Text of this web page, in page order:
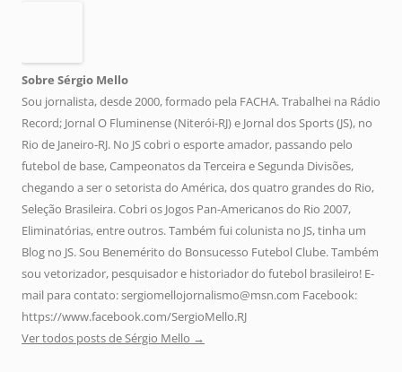
Sobre Sérgio Mello
Sou jornalista, desde 2000, formado pela FACHA. Trabalhei na Rádio
Record; Jornal O Fluminense (Niterói-RJ) e Jornal dos Sports (JS), no
Rio de Janeiro-RJ. No JS cobri o esporte amador, passando pelo
futebol de base, Campeonatos da Terceira e Segunda Divisões,
chegando a ser o setorista do América, dos quatro grandes do Rio,
Seleção Brasileira. Cobri os Jogos Pan-Americanos do Rio 2007,
Eliminatórias, entre outros. Também fui colunista no JS, tinha um
Blog no JS. Sou Benemérito do Bonsucesso Futebol Clube. Também
sou vetorizador, pesquisador e historiador do futebol brasileiro! E-
mail para contato: sergiomellojornalismo@msn.com Facebook:
https://www.facebook.com/SergioMello.RJ
Ver todos posts de Sérgio Mello →